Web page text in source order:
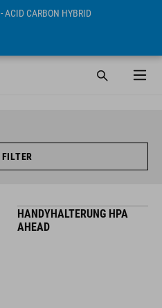
- ACID CARBON HYBRID
FILTER
HANDYHALTERUNG HPA
AHEAD